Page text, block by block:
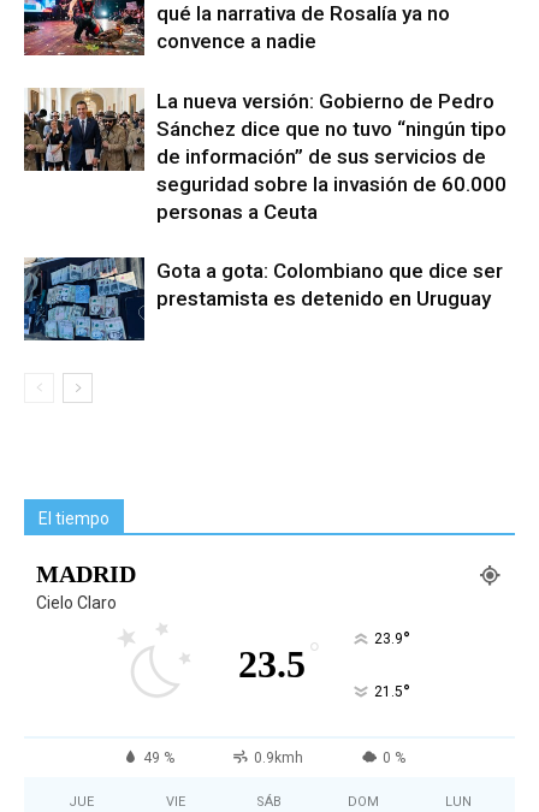
qué la narrativa de Rosalía ya no
convence a nadie
La nueva versión: Gobierno de Pedro
Sánchez dice que no tuvo “ningún tipo
de información” de sus servicios de
seguridad sobre la invasión de 60.000
personas a Ceuta
Gota a gota: Colombiano que dice ser
prestamista es detenido en Uruguay
El tiempo
MADRID
Cielo Claro
23.5 ° 23.9°
21.5°
49 % 0.9kmh 0 %
JUE VIE SÁB DOM LUN